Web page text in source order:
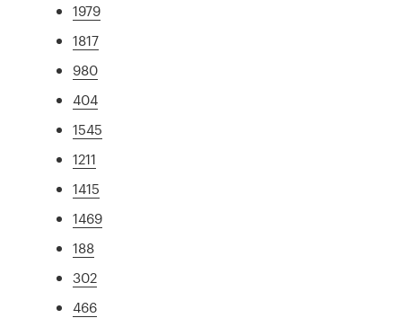
1979
1817
980
404
1545
1211
1415
1469
188
302
466